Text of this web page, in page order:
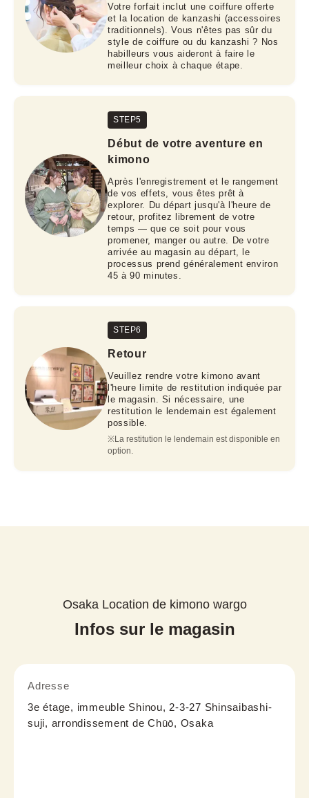
Votre forfait inclut une coiffure offerte
et la location de kanzashi (accessoires
traditionnels). Vous n'êtes pas sûr du
style de coiffure ou du kanzashi ? Nos
habilleurs vous aideront à faire le
meilleur choix à chaque étape.
STEP5
Début de votre aventure en
kimono
Après l'enregistrement et le rangement
de vos effets, vous êtes prêt à
explorer. Du départ jusqu'à l'heure de
retour, profitez librement de votre
temps — que ce soit pour vous
promener, manger ou autre. De votre
arrivée au magasin au départ, le
processus prend généralement environ
45 à 90 minutes.
STEP6
Retour
Veuillez rendre votre kimono avant
l'heure limite de restitution indiquée par
le magasin. Si nécessaire, une
restitution le lendemain est également
possible.
※La restitution le lendemain est disponible en
option.
Osaka Location de kimono wargo
Infos sur le magasin
Adresse
3e étage, immeuble Shinou, 2-3-27 Shinsaibashi-
suji, arrondissement de Chūō, Osaka